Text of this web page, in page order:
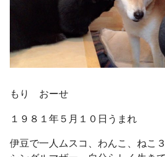
もり おーせ
１９８１年５月１０日うまれ
伊豆で一人ムスコ、わんこ、ねこ